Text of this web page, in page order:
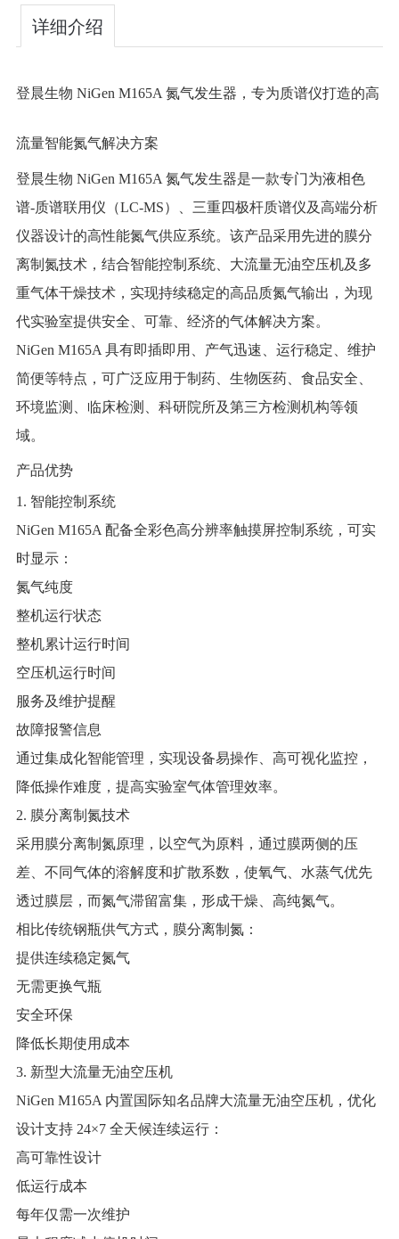
详细介绍
登晨生物 NiGen M165A 氮气发生器，专为质谱仪打造的高
流量智能氮气解决方案
登晨生物 NiGen M165A 氮气发生器是一款专门为液相色
谱-质谱联用仪（LC-MS）、三重四极杆质谱仪及高端分析
仪器设计的高性能氮气供应系统。该产品采用先进的膜分
离制氮技术，结合智能控制系统、大流量无油空压机及多
重气体干燥技术，实现持续稳定的高品质氮气输出，为现
代实验室提供安全、可靠、经济的气体解决方案。
NiGen M165A 具有即插即用、产气迅速、运行稳定、维护
简便等特点，可广泛应用于制药、生物医药、食品安全、
环境监测、临床检测、科研院所及第三方检测机构等领
域。
产品优势
1. 智能控制系统
NiGen M165A 配备全彩色高分辨率触摸屏控制系统，可实
时显示：
氮气纯度
整机运行状态
整机累计运行时间
空压机运行时间
服务及维护提醒
故障报警信息
通过集成化智能管理，实现设备易操作、高可视化监控，
降低操作难度，提高实验室气体管理效率。
2. 膜分离制氮技术
采用膜分离制氮原理，以空气为原料，通过膜两侧的压
差、不同气体的溶解度和扩散系数，使氧气、水蒸气优先
透过膜层，而氮气滞留富集，形成干燥、高纯氮气。
相比传统钢瓶供气方式，膜分离制氮：
提供连续稳定氮气
无需更换气瓶
安全环保
降低长期使用成本
3. 新型大流量无油空压机
NiGen M165A 内置国际知名品牌大流量无油空压机，优化
设计支持 24×7 全天候连续运行：
高可靠性设计
低运行成本
每年仅需一次维护